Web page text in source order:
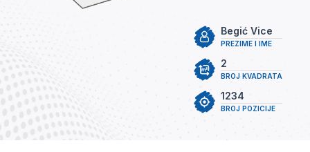
PREZIME I IME
Begić Vice
BROJ KVADRATA
2
BROJ POZICIJE
1234